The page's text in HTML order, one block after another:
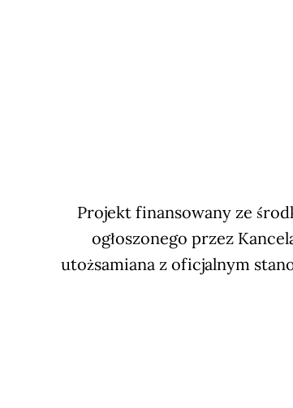
Projekt finansowany ze
ogłoszonego przez
utożsamiana z oficjalnym